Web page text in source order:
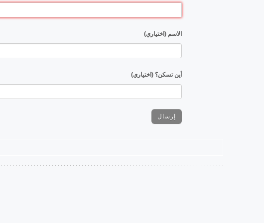
الاسم (اختياري)
أين تسكن؟ (اختياري)